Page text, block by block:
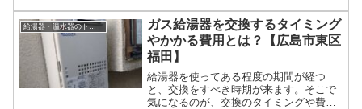
給湯器・温水器のトラブル
ガス給湯器を交換するタイミング
やかかる費用とは？【広島市東区
福田】
給湯器を使ってある程度の期間が経つ
と、交換をすべき時期が来ます。そこで
気になるのが、交換のタイミングや費用